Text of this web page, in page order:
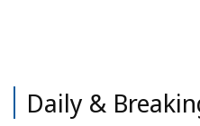
Daily &